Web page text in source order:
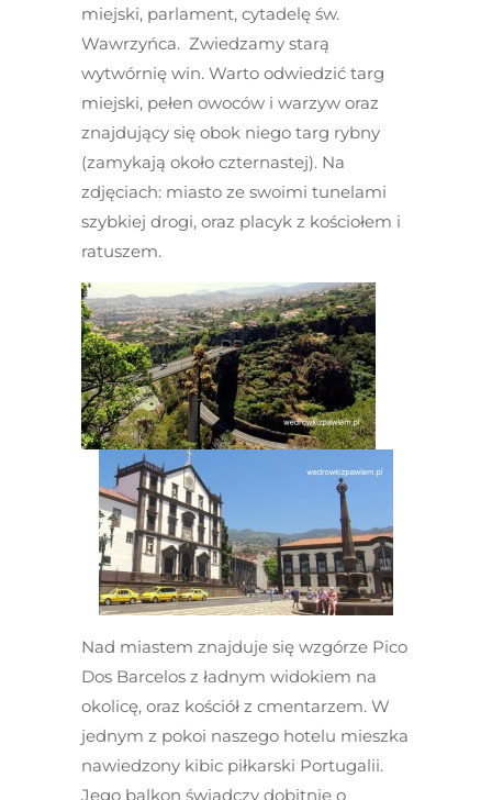
miejski, parlament, cytadelę św.
Wawrzyńca. Zwiedzamy starą
wytwórnię win. Warto odwiedzić targ
miejski, pełen owoców i warzyw oraz
znajdujący się obok niego targ rybny
(zamykają około czternastej). Na
zdjęciach: miasto ze swoimi tunelami
szybkiej drogi, oraz placyk z kościołem i
ratuszem.
Nad miastem znajduje się wzgórze Pico
Dos Barcelos z ładnym widokiem na
okolicę, oraz kościół z cmentarzem. W
jednym z pokoi naszego hotelu mieszka
nawiedzony kibic piłkarski Portugalii.
Jego balkon świadczy dobitnie o